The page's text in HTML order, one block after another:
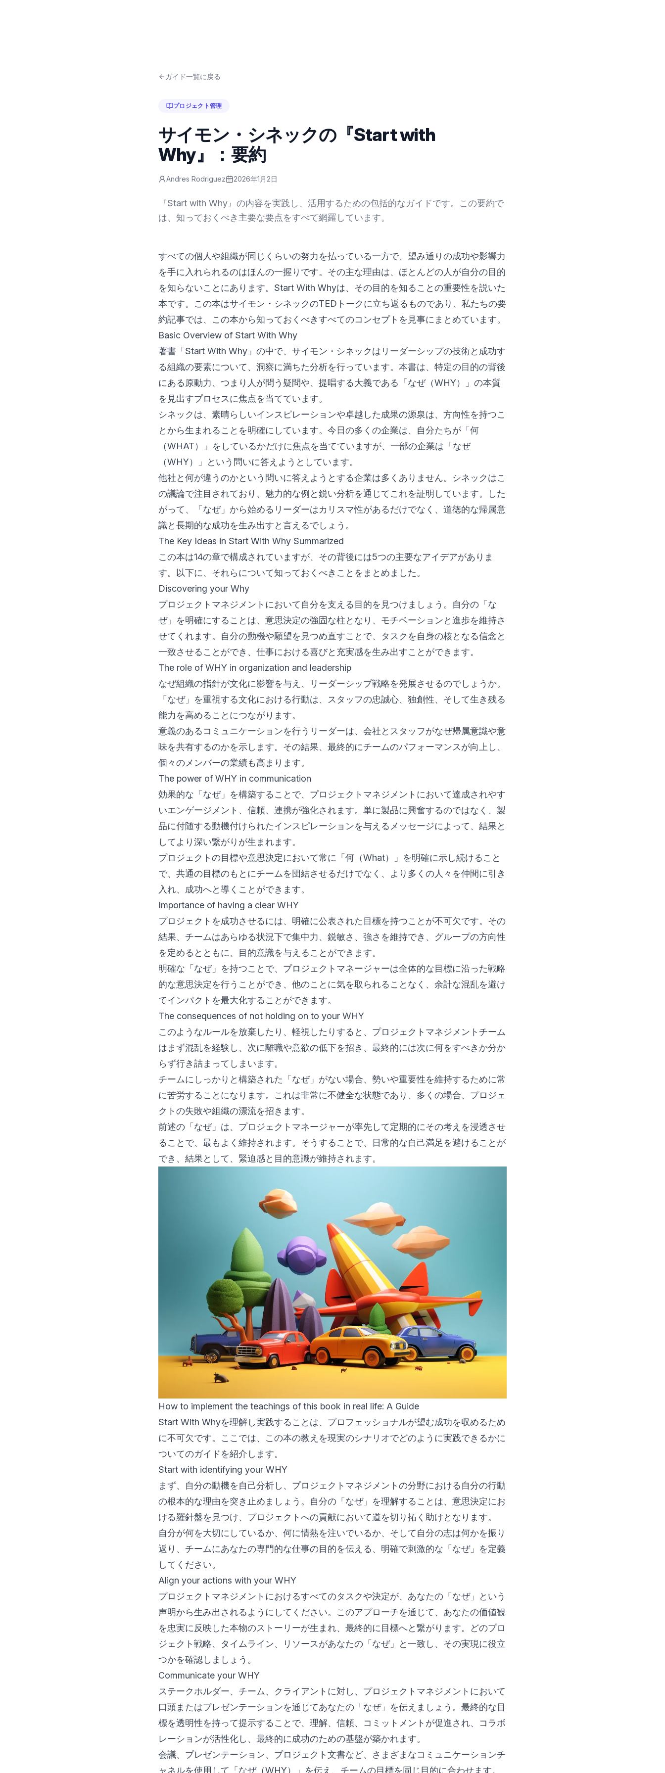
ガイド一覧に戻る
プロジェクト管理
サイモン・シネックの『Start with
Why』：要約
Andres Rodriguez 2026年1月2日
『Start with Why』の内容を実践し、活用するための包括的なガイドです。この要約で
は、知っておくべき主要な要点をすべて網羅しています。
すべての個人や組織が同じくらいの努力を払っている一方で、望み通りの成功や影響力
を手に入れられるのはほんの一握りです。その主な理由は、ほとんどの人が自分の目的
を知らないことにあります。Start With Whyは、その目的を知ることの重要性を説いた
本です。この本はサイモン・シネックのTEDトークに立ち返るものであり、私たちの要
約記事では、この本から知っておくべきすべてのコンセプトを見事にまとめています。
Basic Overview of Start With Why
著書「Start With Why」の中で、サイモン・シネックはリーダーシップの技術と成功す
る組織の要素について、洞察に満ちた分析を行っています。本書は、特定の目的の背後
にある原動力、つまり人が問う疑問や、提唱する大義である「なぜ（WHY）」の本質
を見出すプロセスに焦点を当てています。
シネックは、素晴らしいインスピレーションや卓越した成果の源泉は、方向性を持つこ
とから生まれることを明確にしています。今日の多くの企業は、自分たちが「何
（WHAT）」をしているかだけに焦点を当てていますが、一部の企業は「なぜ
（WHY）」という問いに答えようとしています。
他社と何が違うのかという問いに答えようとする企業は多くありません。シネックはこ
の議論で注目されており、魅力的な例と鋭い分析を通じてこれを証明しています。した
がって、「なぜ」から始めるリーダーはカリスマ性があるだけでなく、道徳的な帰属意
識と長期的な成功を生み出すと言えるでしょう。
The Key Ideas in Start With Why Summarized
この本は14の章で構成されていますが、その背後には5つの主要なアイデアがありま
す。以下に、それらについて知っておくべきことをまとめました。
Discovering your Why
プロジェクトマネジメントにおいて自分を支える目的を見つけましょう。自分の「な
ぜ」を明確にすることは、意思決定の強固な柱となり、モチベーションと進歩を維持さ
せてくれます。自分の動機や願望を見つめ直すことで、タスクを自身の核となる信念と
一致させることができ、仕事における喜びと充実感を生み出すことができます。
The role of WHY in organization and leadership
なぜ組織の指針が文化に影響を与え、リーダーシップ戦略を発展させるのでしょうか。
「なぜ」を重視する文化における行動は、スタッフの忠誠心、独創性、そして生き残る
能力を高めることにつながります。
意義のあるコミュニケーションを行うリーダーは、会社とスタッフがなぜ帰属意識や意
味を共有するのかを示します。その結果、最終的にチームのパフォーマンスが向上し、
個々のメンバーの業績も高まります。
The power of WHY in communication
効果的な「なぜ」を構築することで、プロジェクトマネジメントにおいて達成されやす
いエンゲージメント、信頼、連携が強化されます。単に製品に興奮するのではなく、製
品に付随する動機付けられたインスピレーションを与えるメッセージによって、結果と
してより深い繋がりが生まれます。
プロジェクトの目標や意思決定において常に「何（What）」を明確に示し続けること
で、共通の目標のもとにチームを団結させるだけでなく、より多くの人々を仲間に引き
入れ、成功へと導くことができます。
Importance of having a clear WHY
プロジェクトを成功させるには、明確に公表された目標を持つことが不可欠です。その
結果、チームはあらゆる状況下で集中力、鋭敏さ、強さを維持でき、グループの方向性
を定めるとともに、目的意識を与えることができます。
明確な「なぜ」を持つことで、プロジェクトマネージャーは全体的な目標に沿った戦略
的な意思決定を行うことができ、他のことに気を取られることなく、余計な混乱を避け
てインパクトを最大化することができます。
The consequences of not holding on to your WHY
このようなルールを放棄したり、軽視したりすると、プロジェクトマネジメントチーム
はまず混乱を経験し、次に離職や意欲の低下を招き、最終的には次に何をすべきか分か
らず行き詰まってしまいます。
チームにしっかりと構築された「なぜ」がない場合、勢いや重要性を維持するために常
に苦労することになります。これは非常に不健全な状態であり、多くの場合、プロジェ
クトの失敗や組織の漂流を招きます。
前述の「なぜ」は、プロジェクトマネージャーが率先して定期的にその考えを浸透させ
ることで、最もよく維持されます。そうすることで、日常的な自己満足を避けることが
でき、結果として、緊迫感と目的意識が維持されます。
How to implement the teachings of this book in real life: A Guide
Start With Whyを理解し実践することは、プロフェッショナルが望む成功を収めるため
に不可欠です。ここでは、この本の教えを現実のシナリオでどのように実践できるかに
ついてのガイドを紹介します。
Start with identifying your WHY
まず、自分の動機を自己分析し、プロジェクトマネジメントの分野における自分の行動
の根本的な理由を突き止めましょう。自分の「なぜ」を理解することは、意思決定にお
ける羅針盤を見つけ、プロジェクトへの貢献において道を切り拓く助けとなります。
自分が何を大切にしているか、何に情熱を注いでいるか、そして自分の志は何かを振り
返り、チームにあなたの専門的な仕事の目的を伝える、明確で刺激的な「なぜ」を定義
してください。
Align your actions with your WHY
プロジェクトマネジメントにおけるすべてのタスクや決定が、あなたの「なぜ」という
声明から生み出されるようにしてください。このアプローチを通じて、あなたの価値観
を忠実に反映した本物のストーリーが生まれ、最終的に目標へと繋がります。どのプロ
ジェクト戦略、タイムライン、リソースがあなたの「なぜ」と一致し、その実現に役立
つかを確認しましょう。
Communicate your WHY
ステークホルダー、チーム、クライアントに対し、プロジェクトマネジメントにおいて
口頭またはプレゼンテーションを通じてあなたの「なぜ」を伝えましょう。最終的な目
標を透明性を持って提示することで、理解、信頼、コミットメントが促進され、コラボ
レーションが活性化し、最終的に成功のための基盤が築かれます。
会議、プレゼンテーション、プロジェクト文書など、さまざまなコミュニケーションチ
ャネルを使用して「なぜ（WHY）」を伝え、チームの目標を同じ目的に合わせます。